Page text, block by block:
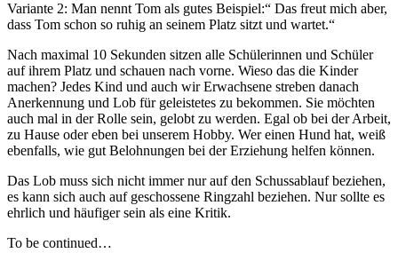
Variante 2: Man nennt Tom als gutes Beispiel:“ Das freut mich aber,
dass Tom schon so ruhig an seinem Platz sitzt und wartet.“
Nach maximal 10 Sekunden sitzen alle Schülerinnen und Schüler
auf ihrem Platz und schauen nach vorne. Wieso das die Kinder
machen? Jedes Kind und auch wir Erwachsene streben danach
Anerkennung und Lob für geleistetes zu bekommen. Sie möchten
auch mal in der Rolle sein, gelobt zu werden. Egal ob bei der Arbeit,
zu Hause oder eben bei unserem Hobby. Wer einen Hund hat, weiß
ebenfalls, wie gut Belohnungen bei der Erziehung helfen können.
Das Lob muss sich nicht immer nur auf den Schussablauf beziehen,
es kann sich auch auf geschossene Ringzahl beziehen. Nur sollte es
ehrlich und häufiger sein als eine Kritik.
To be continued…